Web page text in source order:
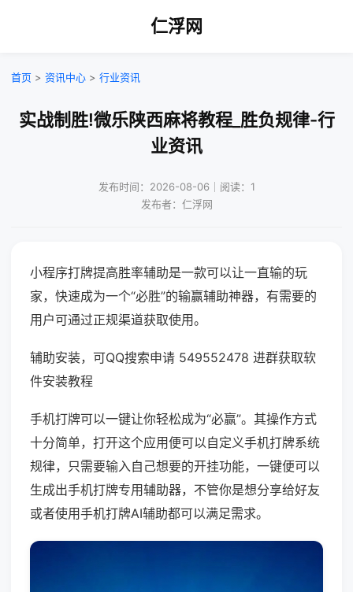
仁浮网
首页 > 资讯中心 > 行业资讯
实战制胜!微乐陕西麻将教程_胜负规律-行
业资讯
发布时间：2026-08-06｜阅读：1
发布者：仁浮网
小程序打牌提高胜率辅助是一款可以让一直输的玩
家，快速成为一个“必胜”的输赢辅助神器，有需要的
用户可通过正规渠道获取使用。
辅助安装，可QQ搜索申请 549552478 进群获取软
件安装教程
手机打牌可以一键让你轻松成为“必赢”。其操作方式
十分简单，打开这个应用便可以自定义手机打牌系统
规律，只需要输入自己想要的开挂功能，一键便可以
生成出手机打牌专用辅助器，不管你是想分享给好友
或者使用手机打牌AI辅助都可以满足需求。